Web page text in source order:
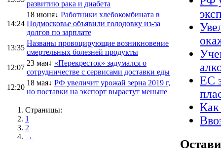
развитию рака и диабета
14:24
18 июня↓ Работники хлебокомбината в
Подмосковье объявили голодовку из-за
долгов по зарплате
13:35
Названы провоцирующие возникновение
смертельных болезней продукты
12:07
23 мая↓ «Перекресток» задумался о
сотрудничестве с сервисами доставки еды
12:20
18 мая↓ РФ увеличит урожай зерна 2019 г,
но поставки на экспорт вырастут меньше
Страницы:
1
2
→
ЕС
Как